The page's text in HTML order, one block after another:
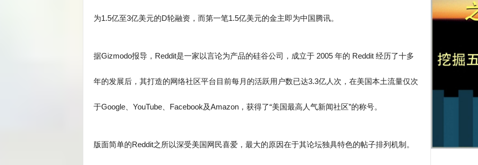
为1.5亿至3亿美元的D轮融资，而第一笔1.5亿美元的金主即为中国腾讯。
据Gizmodo报导，Reddit是一家以言论为产品的硅谷公司，成立于 2005 年的 Reddit 经历了十多
年的发展后，其打造的网络社区平台目前每月的活跃用户数已达3.3亿人次，在美国本土流量仅次
于Google、YouTube、Facebook及Amazon，获得了“美国最高人气新闻社区”的称号。
版面简单的Reddit之所以深受美国网民喜爱，最大的原因在于其论坛独具特色的帖子排列机制。